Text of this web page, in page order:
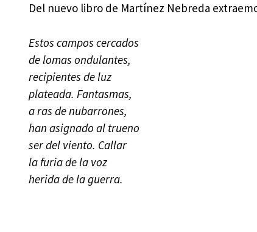
Del nuevo libro de Martínez Nebreda
Estos campos cercados
de lomas ondulantes,
recipientes de luz
plateada. Fantasmas,
a ras de nubarrones,
han asignado al trueno
ser del viento. Callar
la furia de la voz
herida de la guerra.